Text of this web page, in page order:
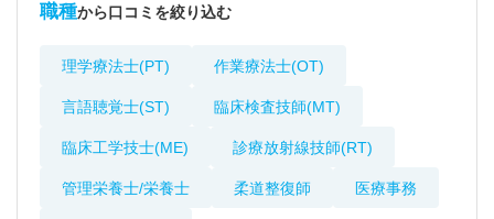
職種から口コミを絞り込む
理学療法士(PT) 作業療法士(OT)
言語聴覚士(ST) 臨床検査技師(MT)
臨床工学技士(ME) 診療放射線技師(RT)
管理栄養士/栄養士 柔道整復師 医療事務